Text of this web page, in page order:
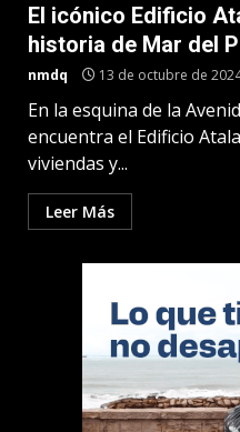
El icónico Edificio
historia de Mar del
nmdq 13 de octubre de
En la esquina de la
encuentra el Edificio
viviendas y...
Leer Más